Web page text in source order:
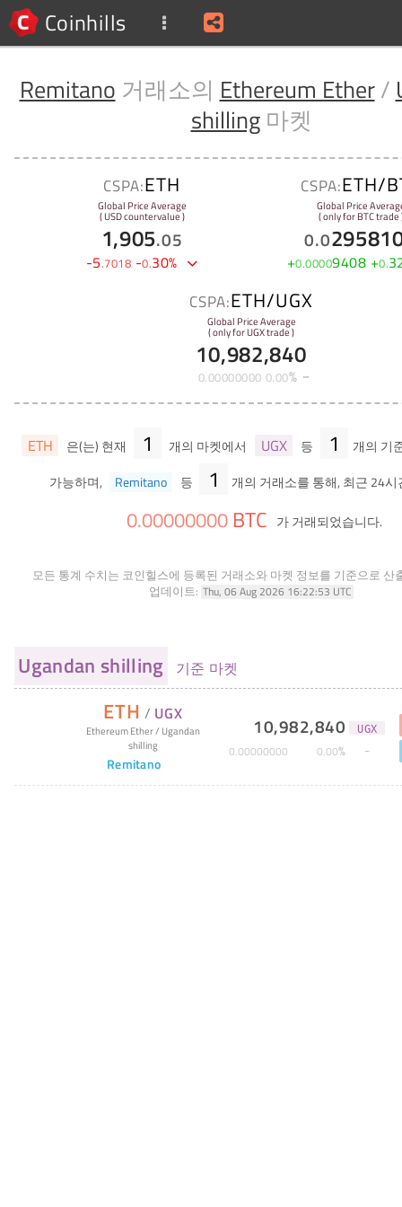
Coinhills
Remitano 거래소의 Ethereum Ether/
shilling마켓
CSPA:ETH
Global Price Average
( USD countervalue )
1,905.05
-5.7018 -0.30%
CSPA:ETH/
Global Price
( only for BTC trade
0.0
+0.00009408 +0.
CSPA:ETH/UGX
Global Price Average
( only for UGX trade )
10,982,840
0.00000000 0.00%
ETH 은(는) 현재 1 개의 마켓에서 UGX 등 1
개의 기
가능하며,
Remitano 등 1 개의 거래소를 통해, 최근 24
0.00000000 BTC 가 거래되었습니다.
모든 통계 수치는 코인힐스에 등록된 거래소와 마켓 정보를 기준으로 산
업데이트: Thu, 06 Aug 2026 16:22:53 UTC
Ugandan shilling 기준 마켓
ETH / UGX
Ethereum Ether/ Ugandan
shilling
Remitano
10,982,840 UGX
0.00000000 0.00%